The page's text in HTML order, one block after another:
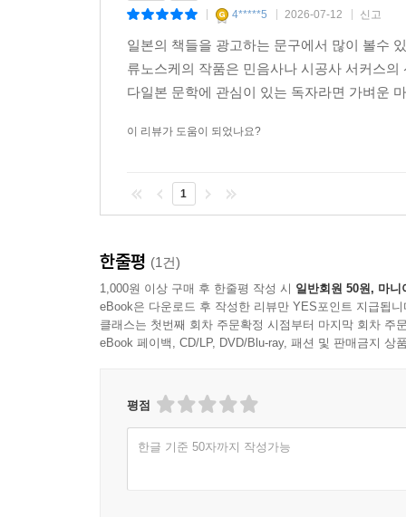
4*****5 2026-07-12 신고
일본의 책들을 광고하는 문구에서 많이 볼수
류노스케의 작품은 민음사나 시공사 서커스
다일본 문학에 관심이 있는 독자라면 가벼운
이 리뷰가 도움이 되었나요?
1
한줄평 (1건)
1,000원 이상 구매 후 한줄평 작성 시 일반회원 50원, 마니
eBook은 다운로드 후 작성한 리뷰만 YES포인트 지급됩니
클래스는 첫번째 회차 주문확정 시점부터 마지막 회차 주
eBook 페이백, CD/LP, DVD/Blu-ray, 패션 및 판매금지 상
평점
한글 기준 50자까지 작성가능